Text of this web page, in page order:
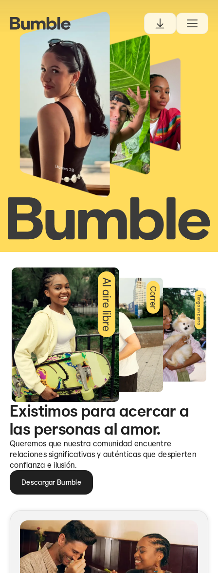
Danna, 28
Josh, 34
Tiana, 30
Danna, 28
Existimos para acercar a
las personas al amor.
Queremos que nuestra comunidad encuentre
relaciones significativas y auténticas que despierten
confianza e ilusión.
Descargar Bumble
Al aire libre Correr Tengo un perro